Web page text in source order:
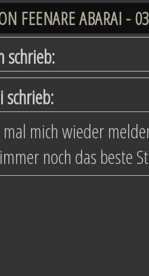
FEENARE ABARAI -
schrieb:
schrieb:
mich wieder
noch das beste